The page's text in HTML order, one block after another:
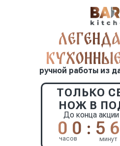
ручной работы из
часов минут
До конца
ТОЛЬКО
НОЖ В